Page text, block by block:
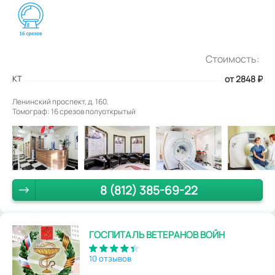
Стоимость:
КТ от 2848 ₽
Ленинский проспект, д. 160.
Томограф: 16 срезов полуоткрытый
8 (812) 385-69-22
ГОСПИТАЛЬ ВЕТЕРАНОВ ВОЙН
10 отзывов